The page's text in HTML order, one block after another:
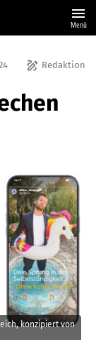
menu
Menü
konzipiert von
draw Redaktion